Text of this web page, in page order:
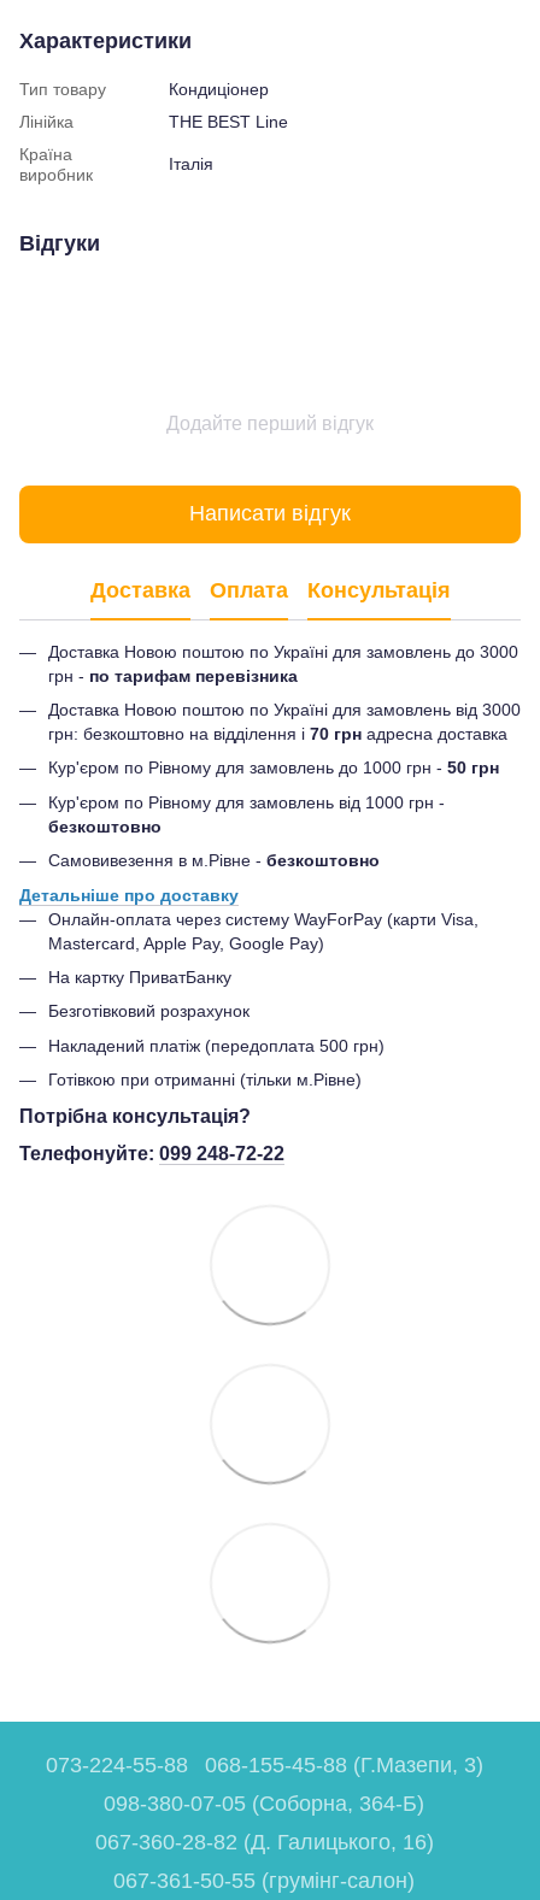
Характеристики
Тип товару
Кондиціонер
Лінійка
THE BEST Line
Країна
виробник
Італія
Відгуки
Додайте перший відгук
Написати відгук
Доставка Оплата Консультація
Доставка Новою поштою по Україні для замовлень до 3000
грн - по тарифам перевізника
Доставка Новою поштою по Україні для замовлень від 3000
грн: безкоштовно на відділення і 70 грн адресна доставка
Кур'єром по Рівному для замовлень до 1000 грн - 50 грн
Кур'єром по Рівному для замовлень від 1000 грн -
безкоштовно
Самовивезення в м.Рівне - безкоштовно
Детальніше про доставку
Онлайн-оплата через систему WayForPay (карти Visa,
Mastercard, Apple Pay, Google Pay)
На картку ПриватБанку
Безготівковий розрахунок
Накладений платіж (передоплата 500 грн)
Готівкою при отриманні (тільки м.Рівне)
Потрібна консультація?
Телефонуйте: 099 248-72-22
073-224-55-88
068-155-45-88 (Г.Мазепи, 3)
098-380-07-05 (Соборна, 364-Б)
067-360-28-82 (Д. Галицького, 16)
067-361-50-55 (грумінг-салон)